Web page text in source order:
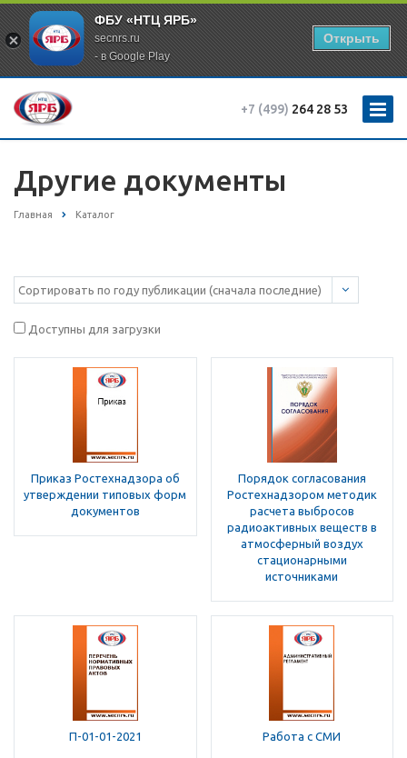
ФБУ «НТЦ ЯРБ»
secnrs.ru
- в Google Play
Открыть
+7 (499) 264 28 53
Другие документы
Главная Каталог
Доступны для загрузки
Приказ Ростехнадзора об
утверждении типовых форм
документов
Порядок согласования
Ростехнадзором методик
расчета выбросов
радиоактивных веществ в
атмосферный воздух
стационарными
источниками
П-01-01-2021 Работа с СМИ